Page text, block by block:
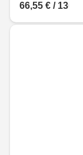
66,55 € /